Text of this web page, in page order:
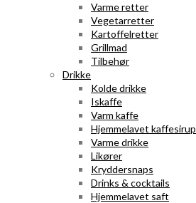
Varme retter
Vegetarretter
Kartoffelretter
Grillmad
Tilbehør
Drikke
Kolde drikke
Iskaffe
Varm kaffe
Hjemmelavet kaffesirup
Varme drikke
Likører
Kryddersnaps
Drinks & cocktails
Hjemmelavet saft